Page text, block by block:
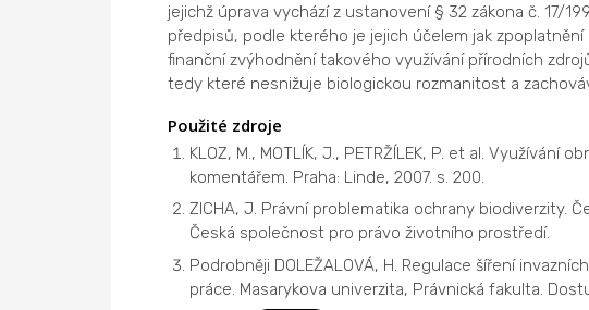
jejichž úprava vychází z ustanovení § 32 zákona č. 17/
předpisů, podle kterého je jejich účelem jak
finanční zvýhodnění takového využívání přírodních
tedy které nesnižuje biologickou rozmanitost a
Použité zdroje
KLOZ, M., MOTLÍK, J., PETRŽÍLEK, P. et al.
komentářem. Praha: Linde, 2007. s. 200.
ZICHA, J. Právní problematika ochrany biodiverzity.
Česká společnost pro právo životního prostředí.
Podrobněji DOLEŽALOVÁ, H. Regulace šíření
práce. Masarykova univerzita, Právnická fakulta.